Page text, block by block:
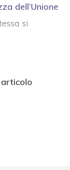
dell’Unione
si